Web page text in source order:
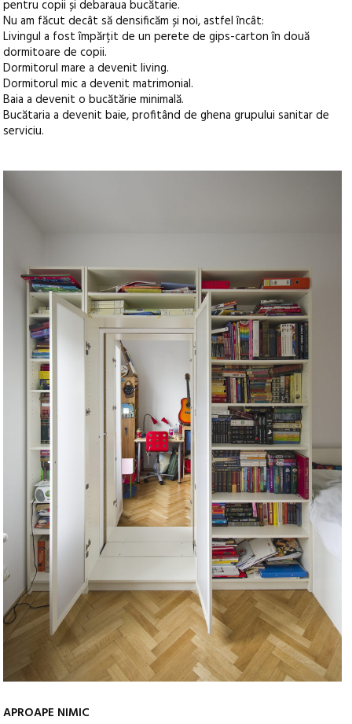
pentru copii și debaraua bucătarie.
Nu am făcut decât să densificăm și noi, astfel încât:
Livingul a fost împărțit de un perete de gips-carton în două
dormitoare de copii.
Dormitorul mare a devenit living.
Dormitorul mic a devenit matrimonial.
Baia a devenit o bucătărie minimală.
Bucătaria a devenit baie, profitând de ghena grupului sanitar de
serviciu.
APROAPE NIMIC